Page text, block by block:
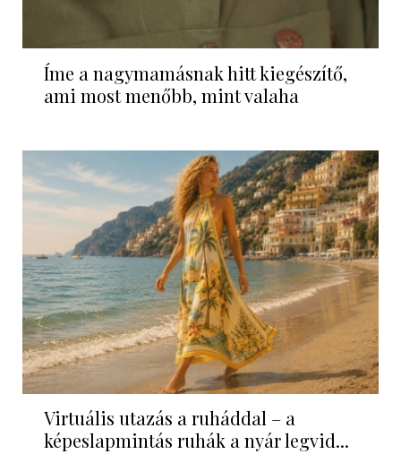
Íme a nagymamásnak hitt kiegészítő,
ami most menőbb, mint valaha
Virtuális utazás a ruháddal – a
képeslapmintás ruhák a nyár legvid...